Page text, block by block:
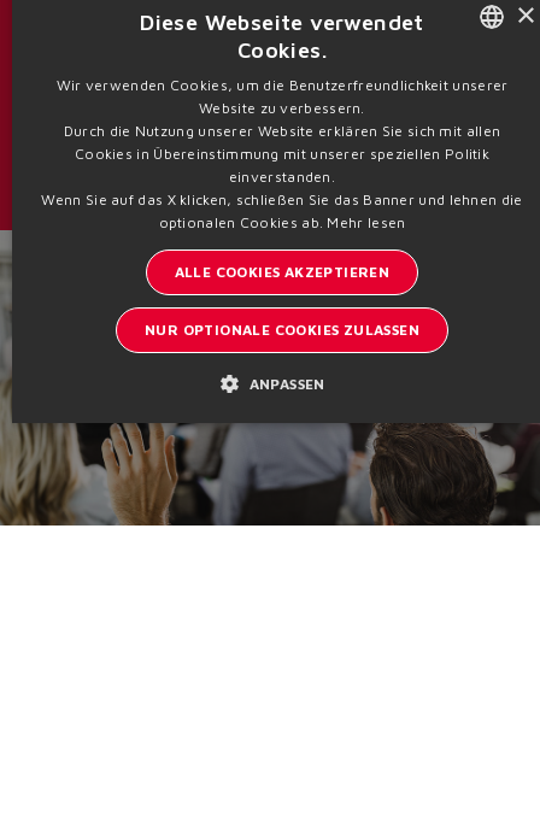
Dank eines globalen Netzwerks offizieller Servicezentren bietet Atos
wurde in Atos ausgebildet, um Überholungs- und Reparaturdienste für die
gesamte Produktpalette anzubieten, wobei nur Originalersatzteile unter
Garantie verwendet werden.
GERMAN
SPANISH
×
Diese Webseite verwendet
Cookies.
Wir verwenden Cookies, um die Benutzerfreundlichkeit unserer
Website zu verbessern.
Durch die Nutzung unserer Website erklären Sie sich mit allen
Cookies in Übereinstimmung mit unserer speziellen Politik
einverstanden.
Wenn Sie auf das X klicken, schließen Sie das Banner und lehnen die
optionalen Cookies ab. Mehr lesen
ALLE COOKIES AKZEPTIEREN
NUR OPTIONALE COOKIES ZULASSEN
ANPASSEN